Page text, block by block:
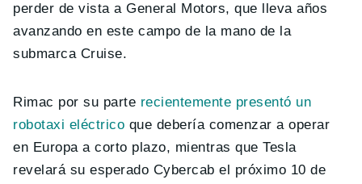
perder de vista a General Motors, que lleva años
avanzando en este campo de la mano de la
submarca Cruise.
Rimac por su parte recientemente presentó un
robotaxi eléctrico que debería comenzar a operar
en Europa a corto plazo, mientras que Tesla
revelará su esperado Cybercab el próximo 10 de